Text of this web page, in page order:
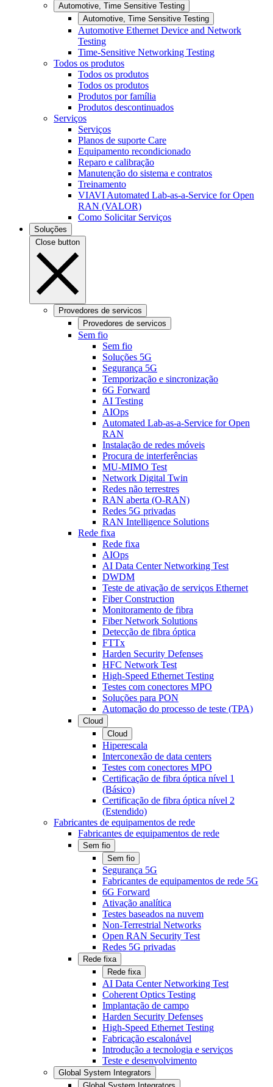
Automotive, Time Sensitive Testing
Automotive, Time Sensitive Testing
Automotive Ethernet Device and Network
Testing
Time-Sensitive Networking Testing
Todos os produtos
Todos os produtos
Todos os produtos
Produtos por família
Produtos descontinuados
Serviços
Serviços
Planos de suporte Care
Equipamento recondicionado
Reparo e calibração
Manutenção do sistema e contratos
Treinamento
VIAVI Automated Lab-as-a-Service for Open
RAN (VALOR)
Como Solicitar Serviços
Soluções
Close button
Provedores de servicos
Provedores de servicos
Sem fio
Sem fio
Soluções 5G
Segurança 5G
Temporização e sincronização
6G Forward
AI Testing
AIOps
Automated Lab-as-a-Service for Open
RAN
Instalação de redes móveis
Procura de interferências
MU-MIMO Test
Network Digital Twin
Redes não terrestres
RAN aberta (O-RAN)
Redes 5G privadas
RAN Intelligence Solutions
Rede fixa
Rede fixa
AIOps
AI Data Center Networking Test
DWDM
Teste de ativação de serviços Ethernet
Fiber Construction
Monitoramento de fibra
Fiber Network Solutions
Detecção de fibra óptica
FTTx
Harden Security Defenses
HFC Network Test
High-Speed Ethernet Testing
Testes com conectores MPO
Soluções para PON
Automação do processo de teste (TPA)
Cloud
Cloud
Hiperescala
Interconexão de data centers
Testes com conectores MPO
Certificação de fibra óptica nível 1
(Básico)
Certificação de fibra óptica nível 2
(Estendido)
Fabricantes de equipamentos de rede
Fabricantes de equipamentos de rede
Sem fio
Sem fio
Segurança 5G
Fabricantes de equipamentos de rede 5G
6G Forward
Ativação analítica
Testes baseados na nuvem
Non-Terrestrial Networks
Open RAN Security Test
Redes 5G privadas
Rede fixa
Rede fixa
AI Data Center Networking Test
Coherent Optics Testing
Implantação de campo
Harden Security Defenses
High-Speed Ethernet Testing
Fabricação escalonável
Introdução a tecnologia e serviços
Teste e desenvolvimento
Global System Integrators